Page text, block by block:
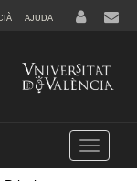
AJUDA
Toggle
navigation